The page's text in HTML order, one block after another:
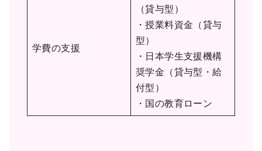
学費の支援
（貸与型）
・授業料資金（貸与
型）
・日本学生支援機構
奨学金（貸与型・給
付型）
・国の教育ローン